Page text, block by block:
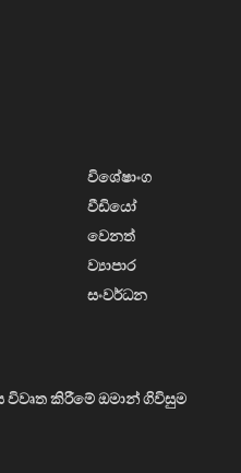
විශේෂාංග
වීඩියෝ
වෙනත්
ව්‍යාපාර
සංවර්ධන
විවෘත කිරීමේ ඔමාන් ගිවිසුම